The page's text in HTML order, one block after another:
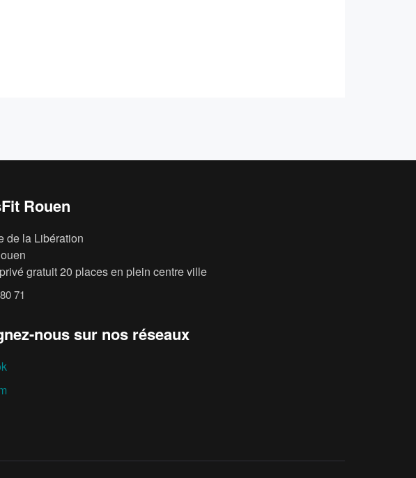
Rouen
de la Libération
gratuit 20 places en plein centre ville
71
nous sur nos réseaux